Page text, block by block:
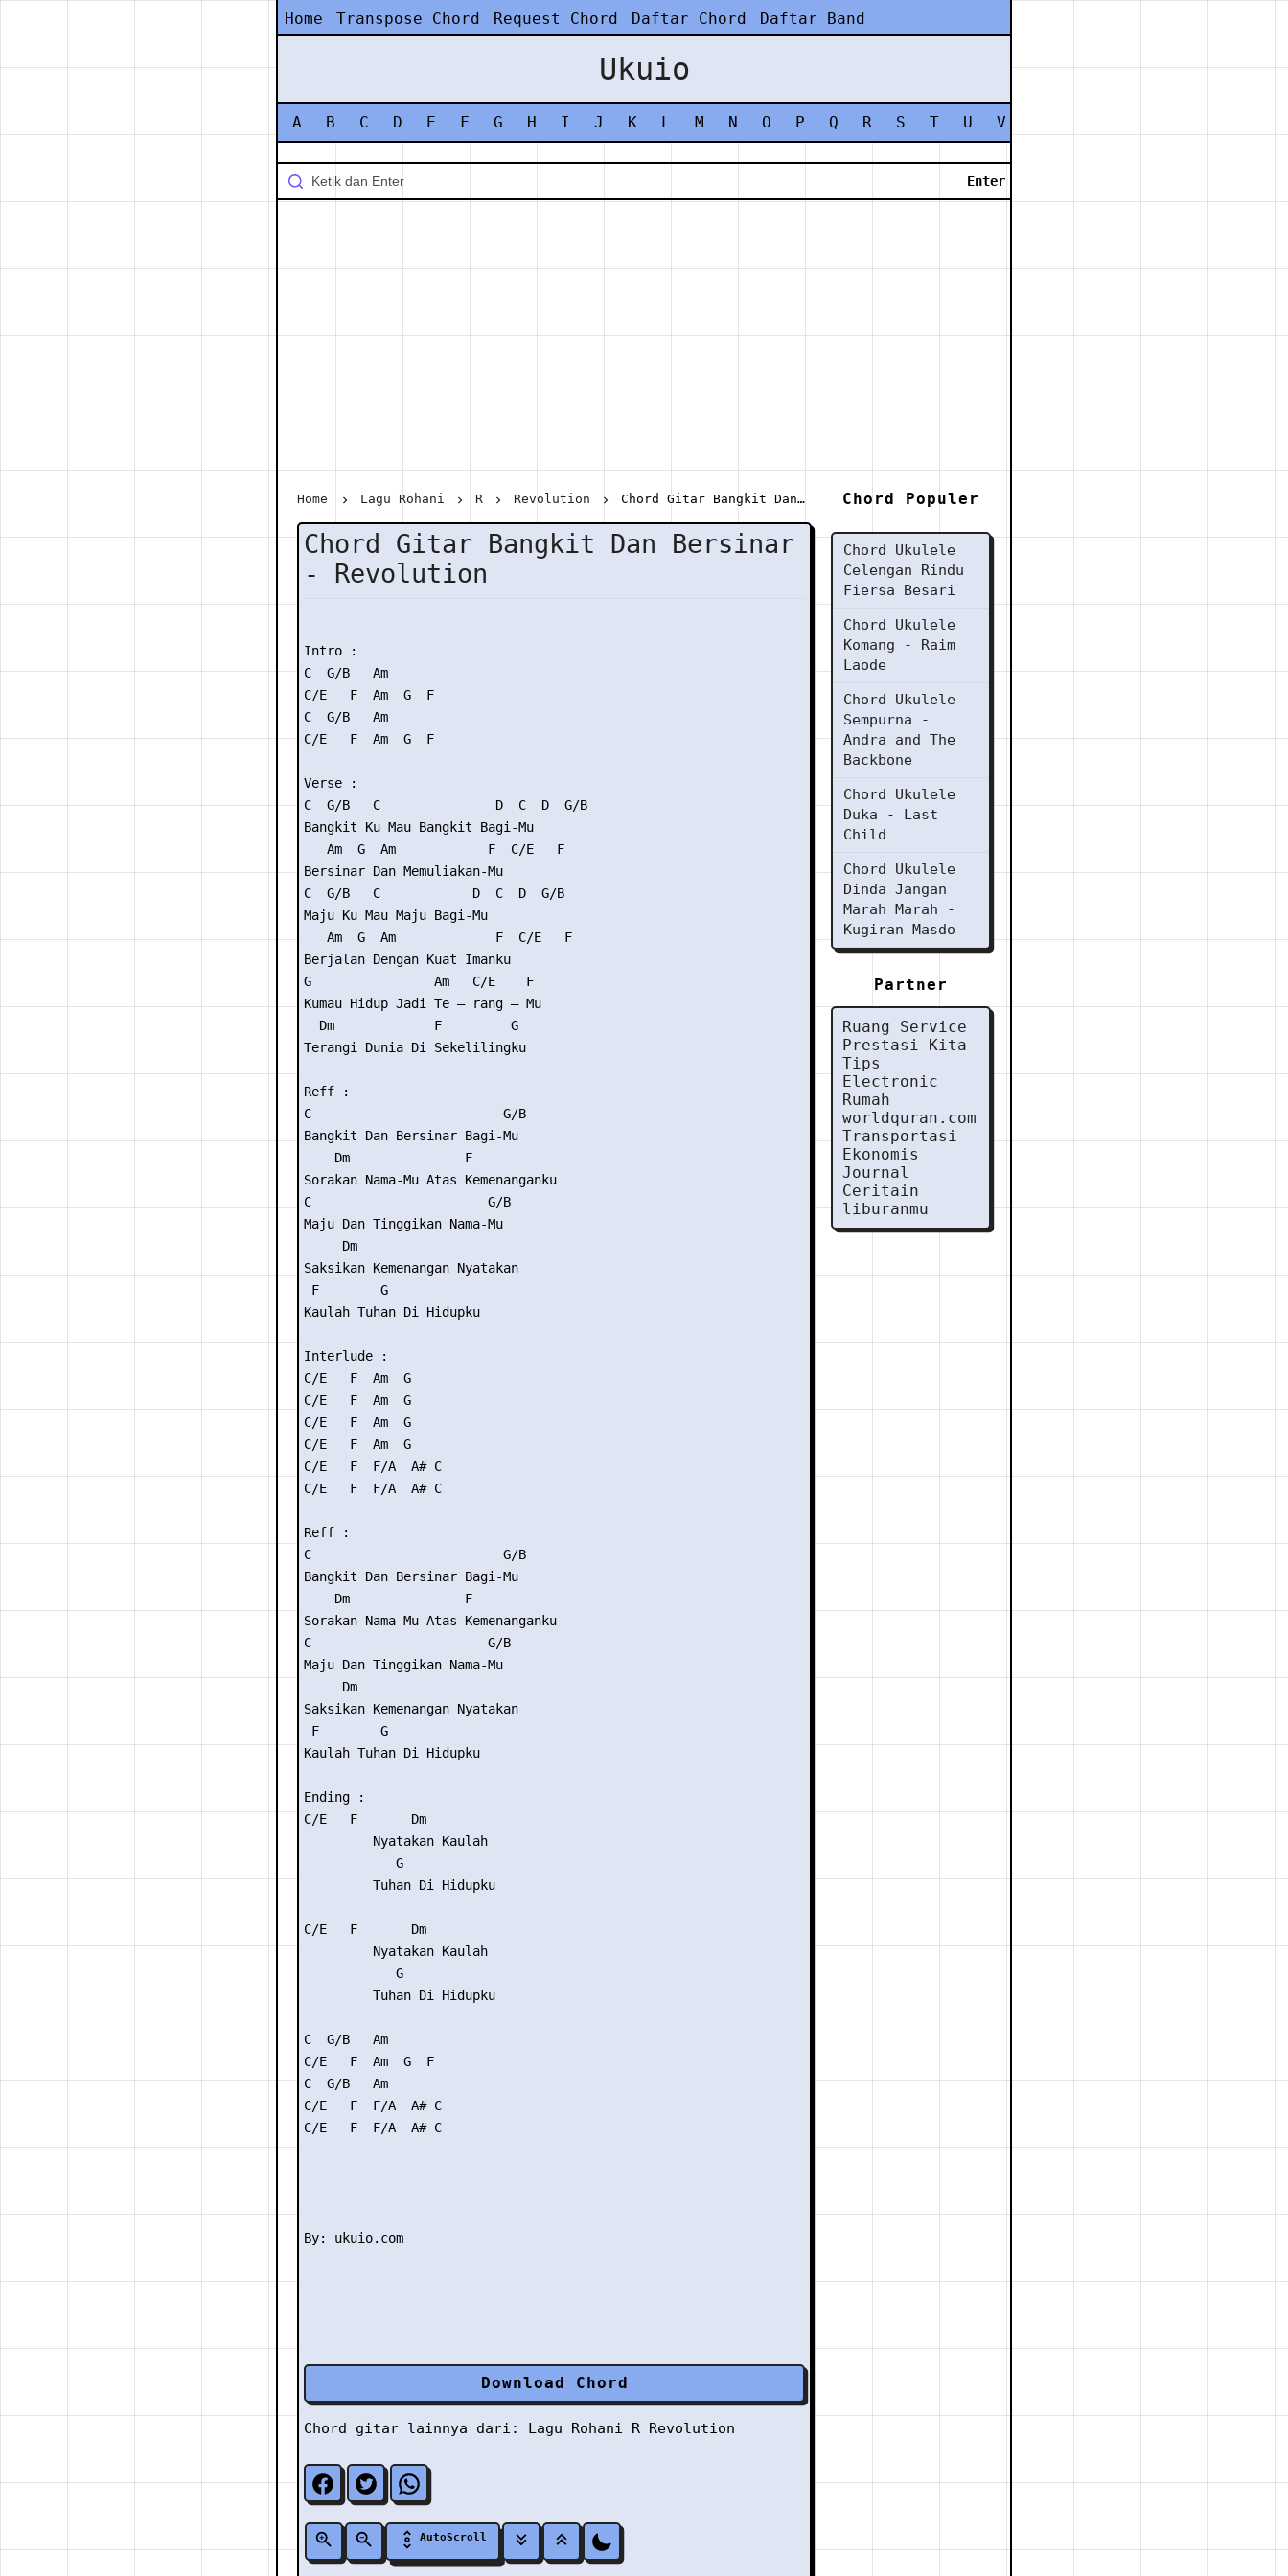
Home Transpose Chord Request Chord Daftar Chord Daftar Band
Ukuio
A B C D E F G H I J K L M N O P Q R S T U V
Home Lagu Rohani R Revolution Chord Gitar Bangkit Dan Bersinar - Revolution
Chord Gitar Bangkit Dan Bersinar
- Revolution
Intro :
C  G/B   Am
C/E   F  Am  G  F
C  G/B   Am
C/E   F  Am  G  F
Verse :
C  G/B   C               D  C  D  G/B
Bangkit Ku Mau Bangkit Bagi-Mu
   Am  G  Am            F  C/E   F
Bersinar Dan Memuliakan-Mu
C  G/B   C            D  C  D  G/B
Maju Ku Mau Maju Bagi-Mu
   Am  G  Am             F  C/E   F
Berjalan Dengan Kuat Imanku
G                Am   C/E    F
Kumau Hidup Jadi Te – rang – Mu
  Dm             F         G
Terangi Dunia Di Sekelilingku
Reff :
C                         G/B
Bangkit Dan Bersinar Bagi-Mu
    Dm               F
Sorakan Nama-Mu Atas Kemenanganku
C                       G/B
Maju Dan Tinggikan Nama-Mu
     Dm
Saksikan Kemenangan Nyatakan
F        G
Kaulah Tuhan Di Hidupku
Interlude :
C/E   F  Am  G
C/E   F  Am  G
C/E   F  Am  G
C/E   F  Am  G
C/E   F  F/A  A# C
C/E   F  F/A  A# C
Reff :
C                         G/B
Bangkit Dan Bersinar Bagi-Mu
    Dm               F
Sorakan Nama-Mu Atas Kemenanganku
C                       G/B
Maju Dan Tinggikan Nama-Mu
     Dm
Saksikan Kemenangan Nyatakan
F        G
Kaulah Tuhan Di Hidupku
Ending :
C/E   F       Dm
         Nyatakan Kaulah
            G
         Tuhan Di Hidupku
C/E   F       Dm
         Nyatakan Kaulah
            G
         Tuhan Di Hidupku
C  G/B   Am
C/E   F  Am  G  F
C  G/B   Am
C/E   F  F/A  A# C
C/E   F  F/A  A# C
Download Chord
Chord gitar lainnya dari: Lagu Rohani R Revolution
AutoScroll
Chord Populer
Chord Ukulele
Celengan Rindu
Fiersa Besari
Chord Ukulele
Komang - Raim
Laode
Chord Ukulele
Sempurna -
Andra and The
Backbone
Chord Ukulele
Duka - Last
Child
Chord Ukulele
Dinda Jangan
Marah Marah -
Kugiran Masdo
Partner
Ruang Service
Prestasi Kita
Tips
Electronic
Rumah
worldquran.com
Transportasi
Ekonomis
Journal
Ceritain
liburanmu